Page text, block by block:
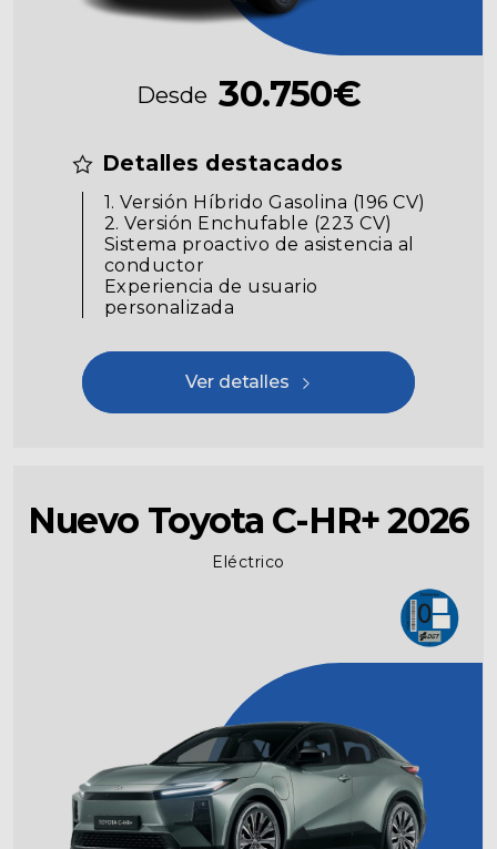
Desde 30.750€
Detalles destacados
1. Versión Híbrido Gasolina (196 CV)
2. Versión Enchufable (223 CV)
Sistema proactivo de asistencia al
conductor
Experiencia de usuario
personalizada
Ver detalles
Nuevo Toyota C-HR+ 2026
Eléctrico